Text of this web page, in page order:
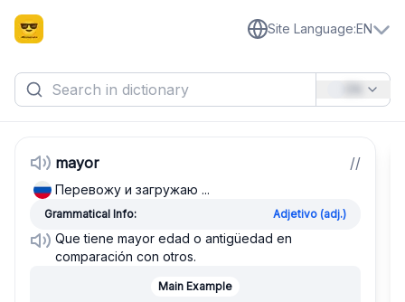
Site Language:EN
mayor //
Перевожу и загружаю ...
Grammatical Info: Adjetivo (adj.)
Que tiene mayor edad o antigüedad en
comparación con otros.
Main Example